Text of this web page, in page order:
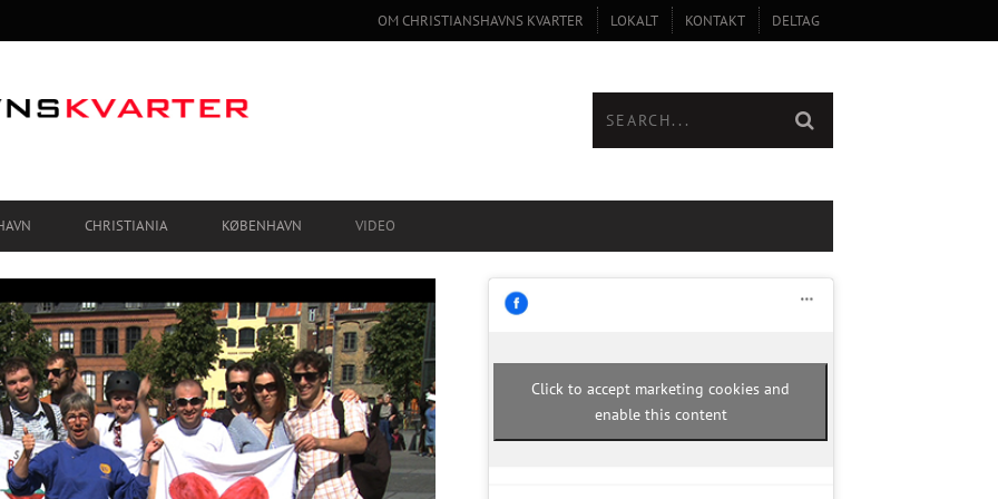
OM CHRISTIANSHAVNS KVARTER LOKALT KONTAKT DELTAG
CHRISTIANIA KØBENHAVN VIDEO
Click to accept marketing cookies and
enable this content